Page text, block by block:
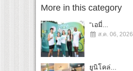
More in this category
“เอมี่...
ส.ค. 06, 2026
ยูนิโคล่...